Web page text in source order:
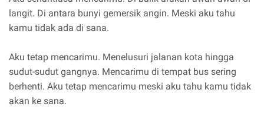
langit. Di antara bunyi gemersik angin. Meski aku tahu
kamu tidak ada di sana.
Aku tetap mencarimu. Menelusuri jalanan kota hingga
sudut-sudut gangnya. Mencarimu di tempat bus sering
berhenti. Aku tetap mencarimu meski aku tahu kamu tidak
akan ke sana.